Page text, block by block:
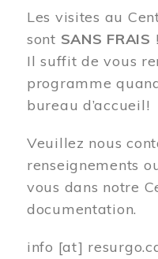
Les visites au
sont SANS FRAIS !
Il suffit de vous
programme
bureau d’accueil!
Veuillez nous
renseignements
vous dans notre
documentation.
info [at]